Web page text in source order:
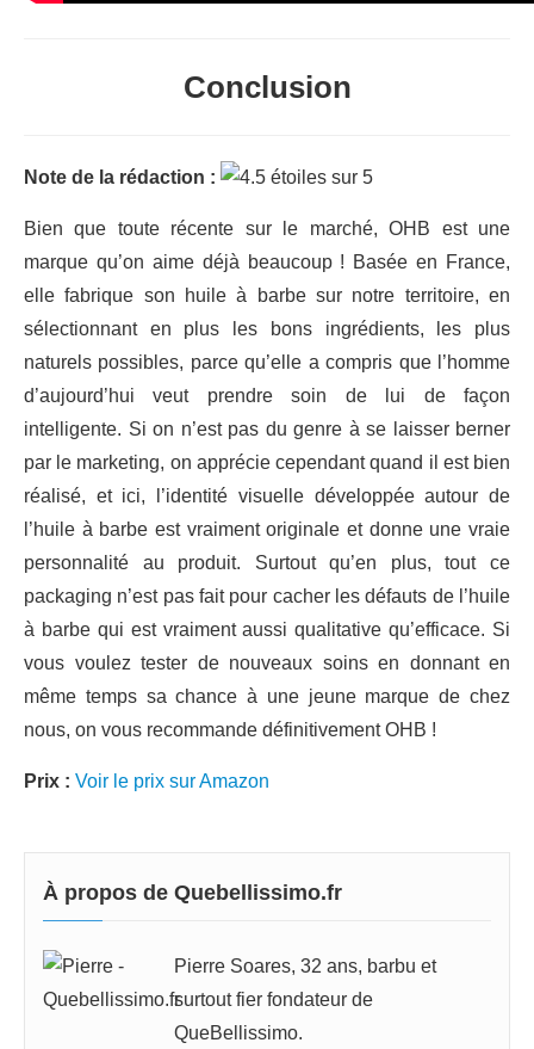
Conclusion
Note de la rédaction :
Bien que toute récente sur le marché, OHB est une
marque qu’on aime déjà beaucoup ! Basée en France,
elle fabrique son huile à barbe sur notre territoire, en
sélectionnant en plus les bons ingrédients, les plus
naturels possibles, parce qu’elle a compris que l’homme
d’aujourd’hui veut prendre soin de lui de façon
intelligente. Si on n’est pas du genre à se laisser berner
par le marketing, on apprécie cependant quand il est bien
réalisé, et ici, l’identité visuelle développée autour de
l’huile à barbe est vraiment originale et donne une vraie
personnalité au produit. Surtout qu’en plus, tout ce
packaging n’est pas fait pour cacher les défauts de l’huile
à barbe qui est vraiment aussi qualitative qu’efficace. Si
vous voulez tester de nouveaux soins en donnant en
même temps sa chance à une jeune marque de chez
nous, on vous recommande définitivement OHB !
Prix : Voir le prix sur Amazon
À propos de Quebellissimo.fr
Pierre Soares, 32 ans, barbu et
surtout fier fondateur de
QueBellissimo.